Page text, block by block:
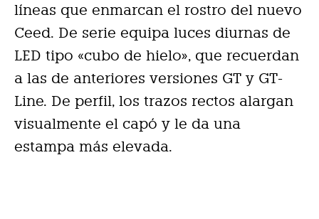
líneas que enmarcan el rostro del nuevo
Ceed. De serie equipa luces diurnas de
LED tipo «cubo de hielo», que recuerdan
a las de anteriores versiones GT y GT-
Line. De perfil, los trazos rectos alargan
visualmente el capó y le da una
estampa más elevada.